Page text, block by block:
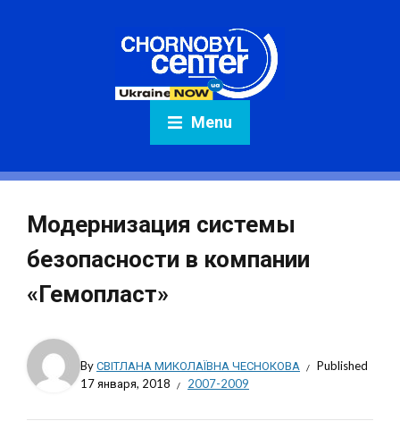
Menu
Модернизация системы
безопасности в компании
«Гемопласт»
ByСВІТЛАНА МИКОЛАЇВНА ЧЕСНОКОВА
Published
17 января, 2018
2007-2009